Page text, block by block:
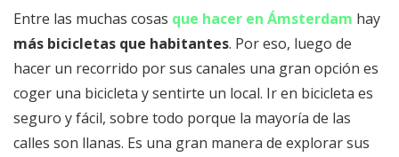
Entre las muchas cosas que hacer en Ámsterdam hay
más bicicletas que habitantes. Por eso, luego de
hacer un recorrido por sus canales una gran opción es
coger una bicicleta y sentirte un local. Ir en bicicleta es
seguro y fácil, sobre todo porque la mayoría de las
calles son llanas. Es una gran manera de explorar sus